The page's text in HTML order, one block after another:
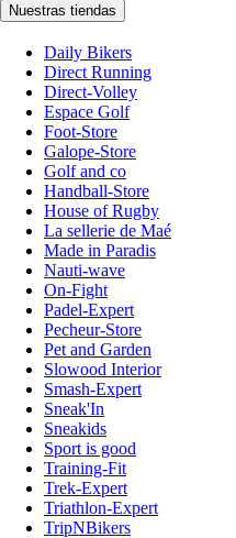
Nuestras tiendas
Daily Bikers
Direct Running
Direct-Volley
Espace Golf
Foot-Store
Galope-Store
Golf and co
Handball-Store
House of Rugby
La sellerie de Maé
Made in Paradis
Nauti-wave
On-Fight
Padel-Expert
Pecheur-Store
Pet and Garden
Slowood Interior
Smash-Expert
Sneak'In
Sneakids
Sport is good
Training-Fit
Trek-Expert
Triathlon-Expert
TripNBikers